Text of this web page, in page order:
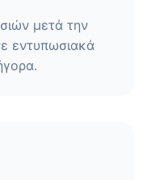
μετά την
εντυπωσιακά